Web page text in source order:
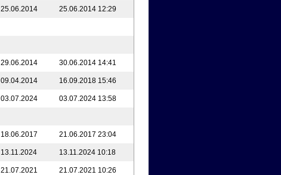
25.06.2014 25.06.2014 12:29
29.06.2014 30.06.2014 14:41
09.04.2014 16.09.2018 15:46
03.07.2024 03.07.2024 13:58
18.06.2017 21.06.2017 23:04
13.11.2024 13.11.2024 10:18
21.07.2021 21.07.2021 10:26